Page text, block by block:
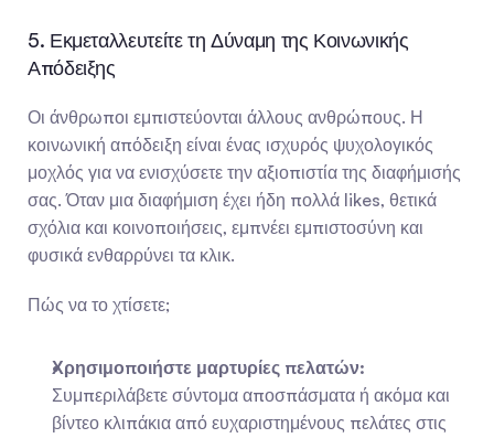
5. Εκμεταλλευτείτε τη Δύναμη της Κοινωνικής
Απόδειξης
Οι άνθρωποι εμπιστεύονται άλλους ανθρώπους. Η
κοινωνική απόδειξη είναι ένας ισχυρός ψυχολογικός
μοχλός για να ενισχύσετε την αξιοπιστία της διαφήμισής
σας. Όταν μια διαφήμιση έχει ήδη πολλά likes, θετικά
σχόλια και κοινοποιήσεις, εμπνέει εμπιστοσύνη και
φυσικά ενθαρρύνει τα κλικ.
Πώς να το χτίσετε;
Χρησιμοποιήστε μαρτυρίες πελατών:
Συμπεριλάβετε σύντομα αποσπάσματα ή ακόμα και
βίντεο κλιπάκια από ευχαριστημένους πελάτες στις